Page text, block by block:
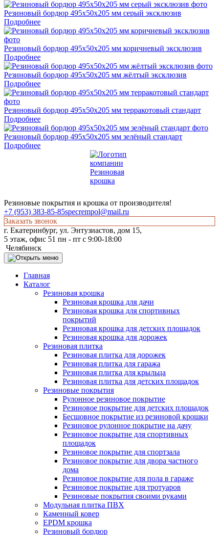
Резиновый бордюр 495х50х205 мм серый эксклюзив
Подробнее
Резиновый бордюр 495х50х205 мм коричневый эксклюзив
Подробнее
Резиновый бордюр 495х50х205 мм жёлтый эксклюзив
Подробнее
Резиновый бордюр 495х50х205 мм терракотовый стандарт
Подробнее
Резиновый бордюр 495х50х205 мм зелёный стандарт
Подробнее
Резиновые покрытия и крошка от производителя!
+7 (953) 383-85-85specrempol@mail.ru
Заказать звонок
г. Екатеринбург, ул. Энтузиастов, дом 15,
5 этаж, офис 51 пн - пт с 9:00-18:00
Челябинск
Главная
Каталог
Резиновая крошка
Резиновая крошка для дачи
Резиновая крошка для спортивных
покрытий
Резиновая крошка для детских площадок
Резиновая крошка для дорожек
Резиновая плитка
Резиновая плитка для дорожек
Резиновая плитка для гаража
Резиновая плитка для крыльца
Резиновая плитка для детских площадок
Резиновые покрытия
Рулонное резиновое покрытие
Резиновое покрытие для детских площадок
Бесшовное покрытие из резиновой крошки
Резиновое рулонное покрытие на дачу
Резиновое покрытие для спортивных
площадок
Резиновое покрытие для спортзала
Резиновое покрытие для двора частного
дома
Резиновое покрытие для пола в гараже
Резиновое покрытие для тротуаров
Резиновые покрытия своими руками
Модульная плитка ПВХ
Каменный ковер
EPDM крошка
Резиновый бордюр